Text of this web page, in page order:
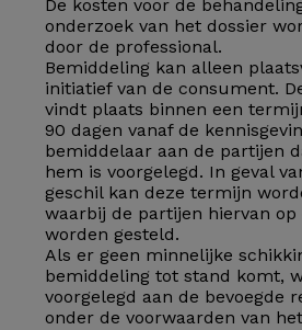
De kosten voor de
onderzoek van het dossier
door de professional.
Bemiddeling kan alleen
initiatief van de consument.
vindt plaats binnen een
90 dagen vanaf de
bemiddelaar aan de partijen
hem is voorgelegd. In geval
geschil kan deze termijn
waarbij de partijen hiervan op
worden gesteld.
Als er geen minnelijke
bemiddeling tot stand komt,
voorgelegd aan de bevoegde
onder de voorwaarden van